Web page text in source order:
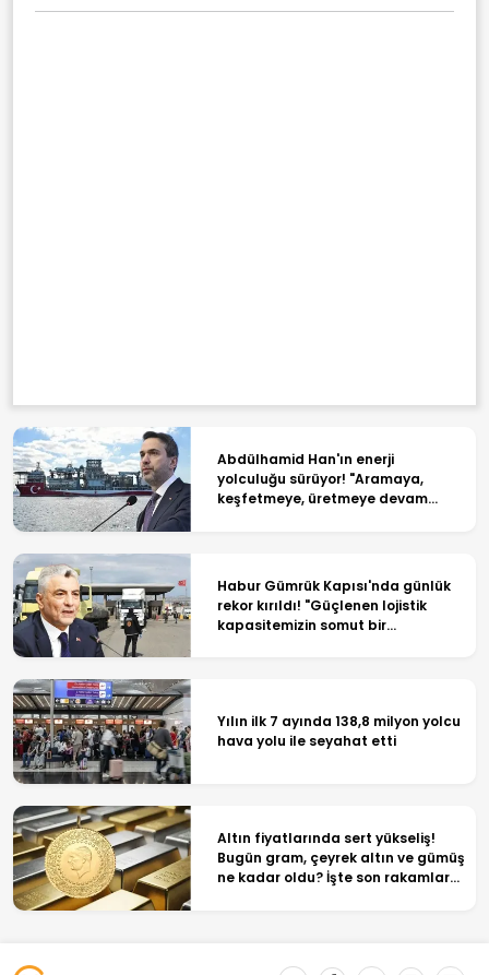
Abdülhamid Han'ın enerji
yolculuğu sürüyor! "Aramaya,
keşfetmeye, üretmeye devam
Habur Gümrük Kapısı'nda günlük
rekor kırıldı! "Güçlenen lojistik
kapasitemizin somut bir
Yılın ilk 7 ayında 138,8 milyon yolcu
hava yolu ile seyahat etti
Altın fiyatlarında sert yükseliş!
Bugün gram, çeyrek altın ve gümüş
ne kadar oldu? İşte son rakamlar...